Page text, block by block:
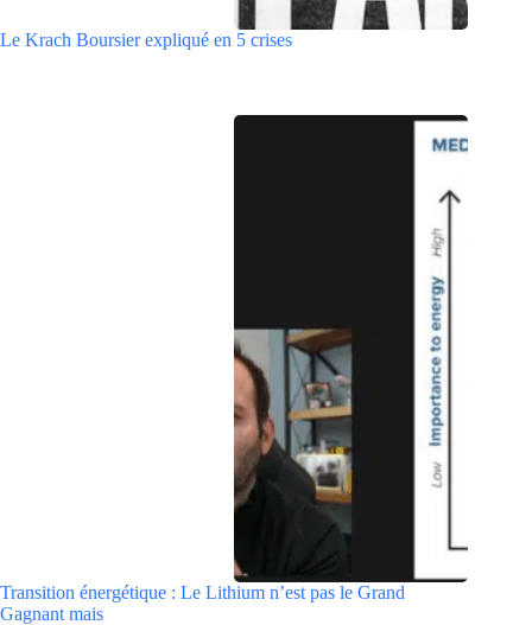
Le Krach Boursier expliqué en 5 crises
Transition énergétique : Le Lithium n’est pas le Grand
Gagnant mais